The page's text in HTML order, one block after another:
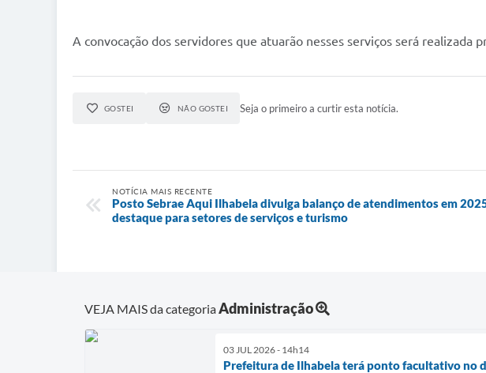
A convocação dos servidores que atuarão nesses serviços será
GOSTEI NÃO GOSTEI Seja o primeiro a curtir esta notícia.
NOTÍCIA MAIS RECENTE
Posto Sebrae Aqui Ilhabela divulga balanço de atendimentos em
destaque para setores de serviços e turismo
VEJA MAIS da categoriaAdministração
03 JUL 2026 - 14h14
Prefeitura de Ilhabela terá ponto facultativo no